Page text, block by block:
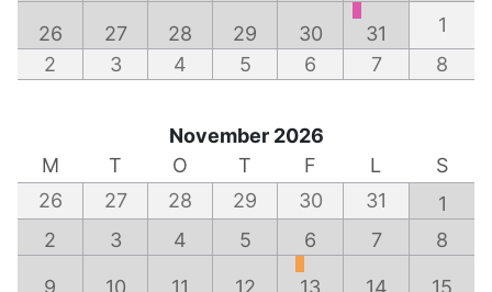
26 27 28 29 30 31
1
2
3 4 5 6 7 8
November 2026
M
T O T F L
S
26
27 28 29 30 31
1
2
3 4 5 6 7 8
9 10 11 12 13 14
15